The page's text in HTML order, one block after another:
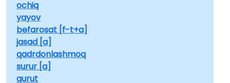
ochiq
yayov
befarosat [f-t+a]
jasad [a]
qadrdonlashmoq
surur [a]
qurut